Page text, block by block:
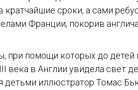
сроки, а сами
Франции, покорив
при помощи которых до детей
века в Англии увидела свет
детьми иллюстратор Томас